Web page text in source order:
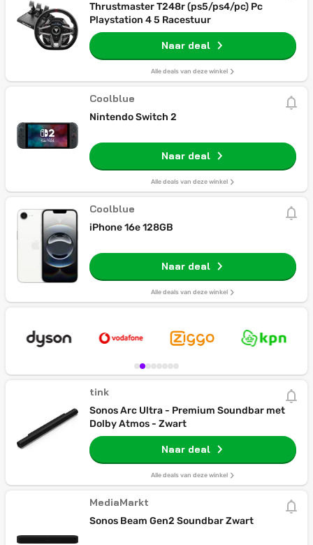
Thrustmaster T248r (ps5/ps4/pc) Pc
Playstation 4 5 Racestuur
Naar deal
Alle deals van deze winkel
Coolblue
Nintendo Switch 2
Naar deal
Alle deals van deze winkel
Coolblue
iPhone 16e 128GB
Naar deal
Alle deals van deze winkel
tink
Sonos Arc Ultra - Premium Soundbar met
Dolby Atmos - Zwart
Naar deal
Alle deals van deze winkel
MediaMarkt
Sonos Beam Gen2 Soundbar Zwart